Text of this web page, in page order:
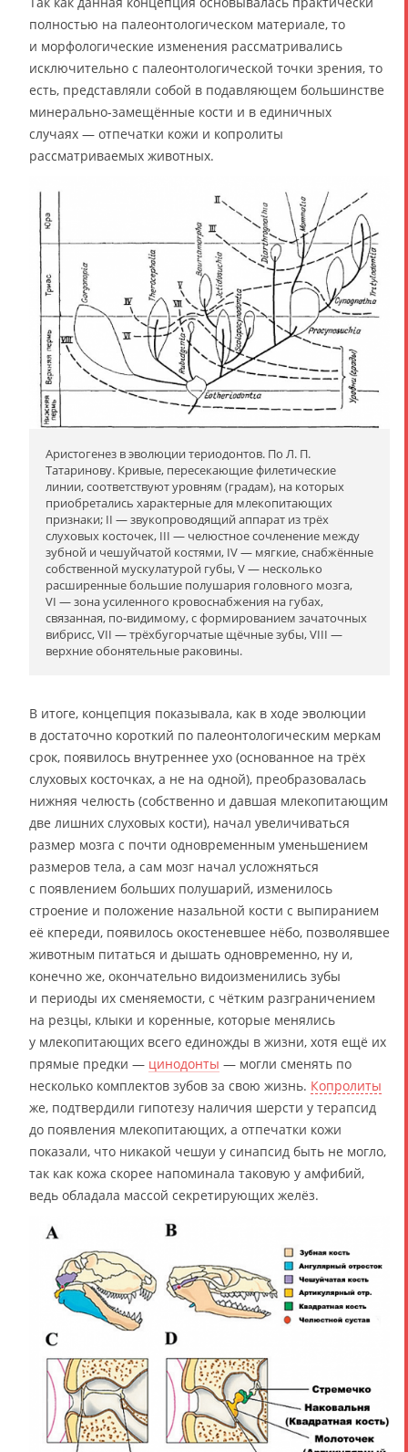
полностью на палеонтологическом материале, то
и морфологические изменения рассматривались
исключительно с палеонтологической точки зрения, то
есть, представляли собой в подавляющем большинстве
минерально-замещённые кости и в единичных
случаях — отпечатки кожи и копролиты
рассматриваемых животных.
Аристогенез в эволюции териодонтов. По Л. П.
Татаринову. Кривые, пересекающие филетические
линии, соответствуют уровням (градам), на которых
приобретались характерные для млекопитающих
признаки; II — звукопроводящий аппарат из трёх
слуховых косточек, III — челюстное сочленение между
зубной и чешуйчатой костями, IV — мягкие, снабжённые
собственной мускулатурой губы, V — несколько
расширенные большие полушария головного мозга,
VI — зона усиленного кровоснабжения на губах,
связанная, по-видимому, с формированием зачаточных
вибрисс, VII — трёхбугорчатые щёчные зубы, VIII —
верхние обонятельные раковины.
В итоге, концепция показывала, как в ходе эволюции
в достаточно короткий по палеонтологическим меркам
срок, появилось внутреннее ухо (основанное на трёх
слуховых косточках, а не на одной), преобразовалась
нижняя челюсть (собственно и давшая млекопитающим
две лишних слуховых кости), начал увеличиваться
размер мозга с почти одновременным уменьшением
размеров тела, а сам мозг начал усложняться
с появлением больших полушарий, изменилось
строение и положение назальной кости с выпиранием
её кпереди, появилось окостеневшее нёбо, позволявшее
животным питаться и дышать одновременно, ну и,
конечно же, окончательно видоизменились зубы
и периоды их сменяемости, с чётким разграничением
на резцы, клыки и коренные, которые менялись
у млекопитающих всего единожды в жизни, хотя ещё их
прямые предки — цинодонты ― могли сменять по
несколько комплектов зубов за свою жизнь. Копролиты
же, подтвердили гипотезу наличия шерсти у терапсид
до появления млекопитающих, а отпечатки кожи
показали, что никакой чешуи у синапсид быть не могло,
так как кожа скорее напоминала таковую у амфибий,
ведь обладала массой секретирующих желёз.